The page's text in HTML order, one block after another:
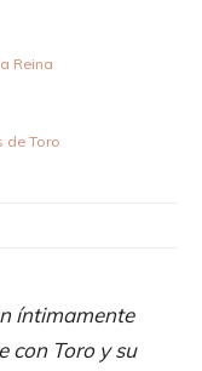
Reina
de Toro
íntimamente
con Toro y su